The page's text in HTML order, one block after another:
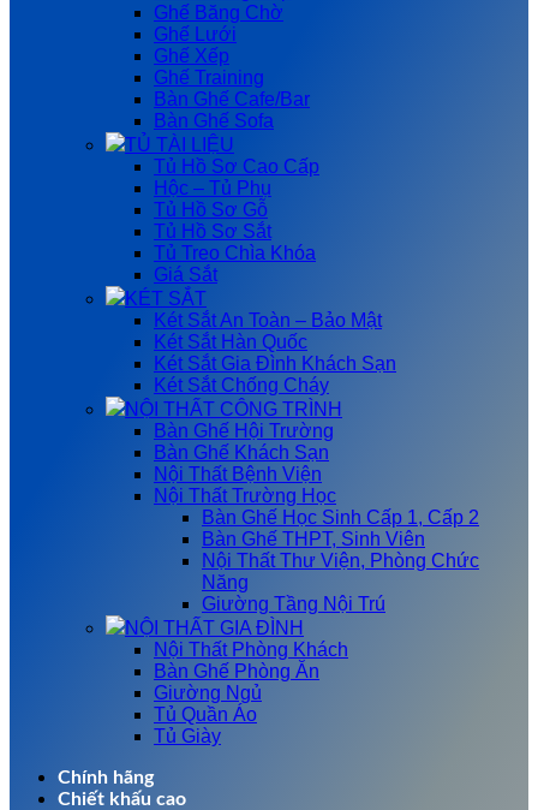
Ghế Băng Chờ
Ghế Lưới
Ghế Xếp
Ghế Training
Bàn Ghế Cafe/Bar
Bàn Ghế Sofa
TỦ TÀI LIỆU
Tủ Hồ Sơ Cao Cấp
Hộc – Tủ Phụ
Tủ Hồ Sơ Gỗ
Tủ Hồ Sơ Sắt
Tủ Treo Chìa Khóa
Giá Sắt
KÉT SẮT
Két Sắt An Toàn – Bảo Mật
Két Sắt Hàn Quốc
Két Sắt Gia Đình Khách Sạn
Két Sắt Chống Cháy
NỘI THẤT CÔNG TRÌNH
Bàn Ghế Hội Trường
Bàn Ghế Khách Sạn
Nội Thất Bệnh Viện
Nội Thất Trường Học
Bàn Ghế Học Sinh Cấp 1, Cấp 2
Bàn Ghế THPT, Sinh Viên
Nội Thất Thư Viện, Phòng Chức
Năng
Giường Tầng Nội Trú
NỘI THẤT GIA ĐÌNH
Nội Thất Phòng Khách
Bàn Ghế Phòng Ăn
Giường Ngủ
Tủ Quần Áo
Tủ Giày
Chính hãng
Chiết khấu cao